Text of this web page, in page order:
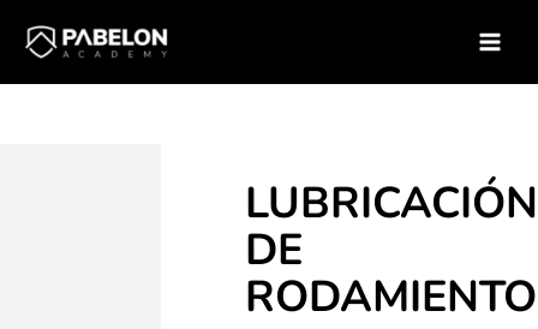
contenido
Inicio Soluciones para empresas
Curso – Lubricacion de rodamientos
LUBRICACIÓN
DE